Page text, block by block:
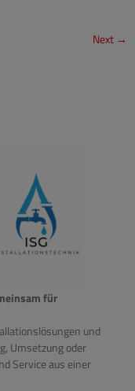
Next →
für
und
Umsetzung oder
Service aus einer